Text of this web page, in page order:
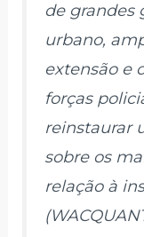
de grandes
urbano,
extensão e
forças
reinstaurar
sobre os
relação à